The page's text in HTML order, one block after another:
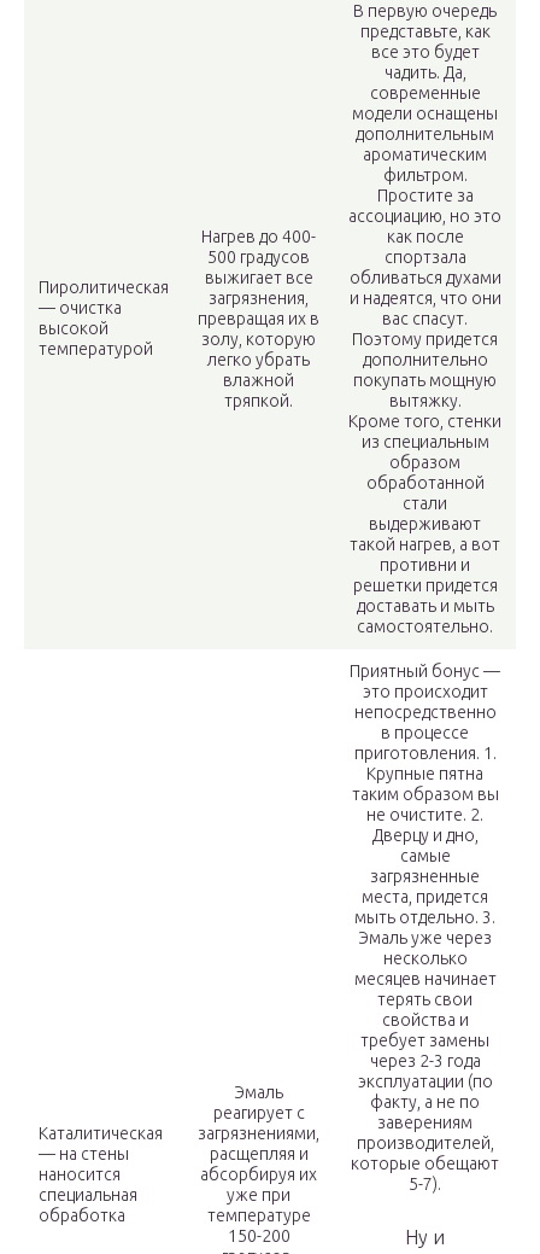
Пиролитическая
— очистка
высокой
температурой
Нагрев до 400-
500 градусов
выжигает все
загрязнения,
превращая их в
золу, которую
легко убрать
влажной
тряпкой.
В первую очередь
представьте, как
все это будет
чадить. Да,
современные
модели оснащены
дополнительным
ароматическим
фильтром.
Простите за
ассоциацию, но это
как после
спортзала
обливаться духами
и надеятся, что они
вас спасут.
Поэтому придется
дополнительно
покупать мощную
вытяжку.
Кроме того, стенки
из специальным
образом
обработанной
стали
выдерживают
такой нагрев, а вот
противни и
решетки придется
доставать и мыть
самостоятельно.
Каталитическая
— на стены
наносится
специальная
обработка
Эмаль
реагирует с
загрязнениями,
расщепляя и
абсорбируя их
уже при
температуре
150-200
Приятный бонус —
это происходит
непосредственно
в процессе
приготовления. 1.
Крупные пятна
таким образом вы
не очистите. 2.
Дверцу и дно,
самые
загрязненные
места, придется
мыть отдельно. 3.
Эмаль уже через
несколько
месяцев начинает
терять свои
свойства и
требует замены
через 2-3 года
эксплуатации (по
факту, а не по
заверениям
производителей,
которые обещают
5-7).
Ну и